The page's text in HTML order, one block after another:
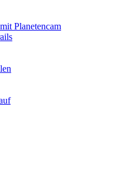
Planetencam